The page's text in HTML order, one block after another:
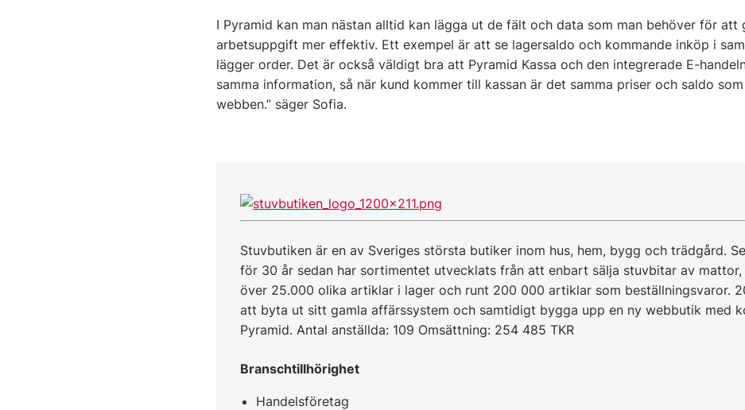
I Pyramid kan man nästan alltid kan lägga ut de fält och data som man behöver för att
arbetsuppgift mer effektiv. Ett exempel är att se lagersaldo och kommande inköp i
lägger order. Det är också väldigt bra att Pyramid Kassa och den integrerade E-
samma information, så när kund kommer till kassan är det samma priser och saldo
webben.” säger Sofia.
Stuvbutiken är en av Sveriges största butiker inom hus, hem, bygg och trädgård.
för 30 år sedan har sortimentet utvecklats från att enbart sälja stuvbitar av
över 25.000 olika artiklar i lager och runt 200 000 artiklar som beställningsvaror.
att byta ut sitt gamla affärssystem och samtidigt bygga upp en ny webbutik med
Pyramid. Antal anställda: 109 Omsättning: 254 485 TKR
Branschtillhörighet
Handelsföretag